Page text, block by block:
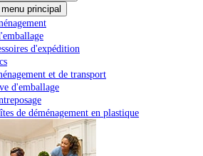
principal
d'expédition
et de transport
d'emballage
de déménagement en plastique